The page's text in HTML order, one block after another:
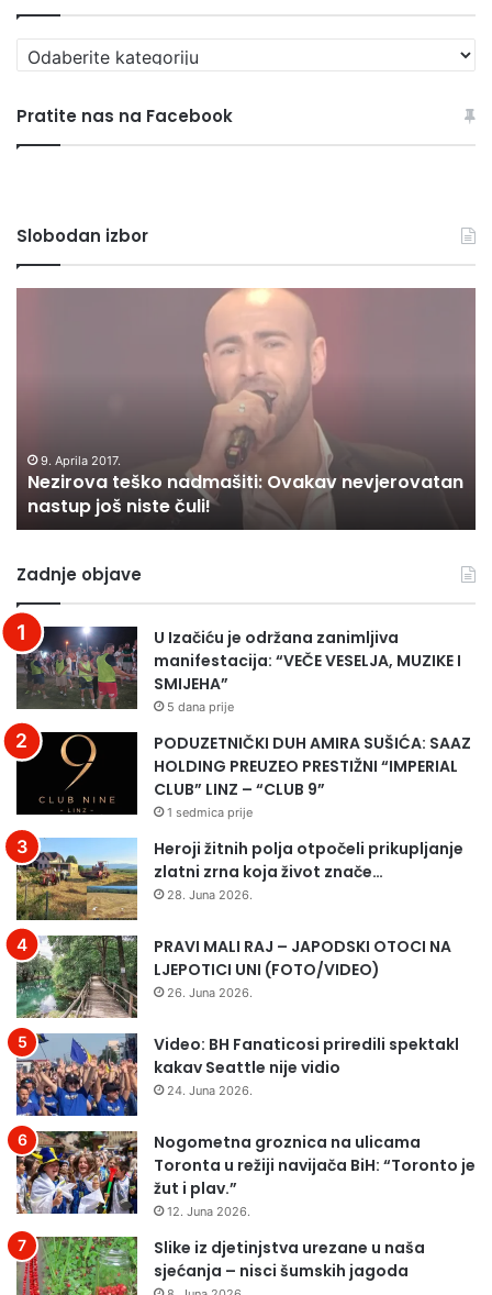
Pregledaj
sve
Pratite nas na Facebook
Slobodan izbor
niste
čuli!
9. Aprila 2017.
Nezirova teško nadmašiti: Ovakav nevjerovatan
nastup još niste čuli!
Zadnje objave
U Izačiću je održana zanimljiva
manifestacija: “VEČE VESELJA, MUZIKE I
SMIJEHA”
5 dana prije
PODUZETNIČKI DUH AMIRA SUŠIĆA: SAAZ
HOLDING PREUZEO PRESTIŽNI “IMPERIAL
CLUB” LINZ – “CLUB 9”
1 sedmica prije
Heroji žitnih polja otpočeli prikupljanje
zlatni zrna koja život znače…
28. Juna 2026.
PRAVI MALI RAJ – JAPODSKI OTOCI NA
LJEPOTICI UNI (FOTO/VIDEO)
26. Juna 2026.
Video: BH Fanaticosi priredili spektakl
kakav Seattle nije vidio
24. Juna 2026.
Nogometna groznica na ulicama
Toronta u režiji navijača BiH: “Toronto je
žut i plav.”
12. Juna 2026.
Slike iz djetinjstva urezane u naša
sjećanja – nisci šumskih jagoda